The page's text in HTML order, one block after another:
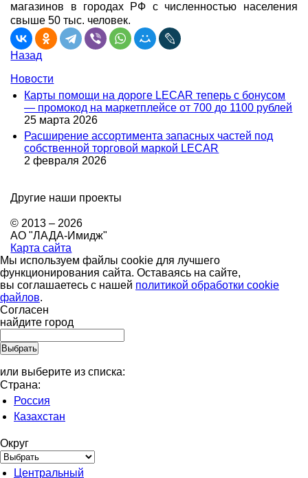
магазинов в городах РФ с численностью населения
свыше 50 тыс. человек.
Назад
Новости
Карты помощи на дороге LECAR теперь с бонусом
— промокод на маркетплейсе от 700 до 1100 рублей
25 марта 2026
Расширение ассортимента запасных частей под
собственной торговой маркой LECAR
2 февраля 2026
Другие наши проекты
© 2013 – 2026
АО "ЛАДА-Имидж"
Карта сайта
Мы используем файлы cookie для лучшего
функционирования сайта. Оставаясь на сайте,
вы соглашаетесь с нашей политикой обработки cookie
файлов.
Согласен
найдите город
или выберите из списка:
Страна:
Россия
Казахстан
Округ
Центральный